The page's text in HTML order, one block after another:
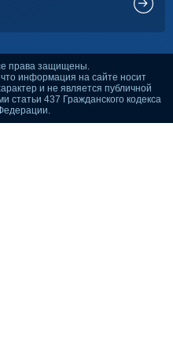
права защищены.
информация на сайте носит
и не является публичной
437 Гражданского кодекса